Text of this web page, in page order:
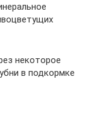
некоторое
в подкормке